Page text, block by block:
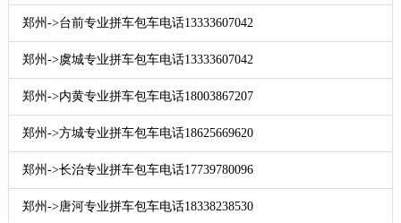
郑州->台前专业拼车包车电话13333607042
郑州->虞城专业拼车包车电话13333607042
郑州->内黄专业拼车包车电话18003867207
郑州->方城专业拼车包车电话18625669620
郑州->长治专业拼车包车电话17739780096
郑州->唐河专业拼车包车电话18338238530